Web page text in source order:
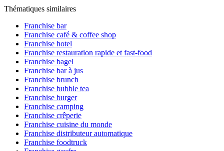
Thématiques similaires
Franchise bar
Franchise café & coffee shop
Franchise hotel
Franchise restauration rapide et fast-food
Franchise bagel
Franchise bar à jus
Franchise brunch
Franchise bubble tea
Franchise burger
Franchise camping
Franchise crêperie
Franchise cuisine du monde
Franchise distributeur automatique
Franchise foodtruck